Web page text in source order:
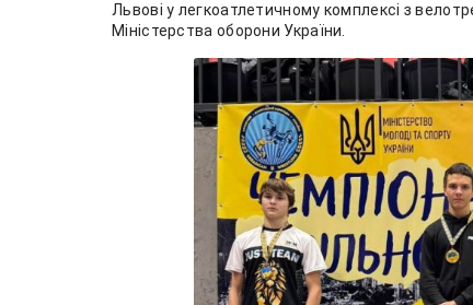
Львові у легкоатлетичному комплексі з
Міністерства оборони України.